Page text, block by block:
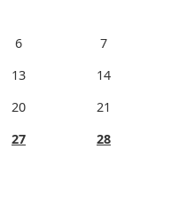
6 7
13 14
20 21
27 28